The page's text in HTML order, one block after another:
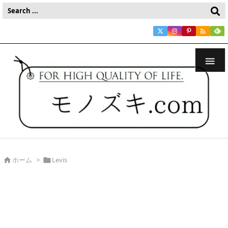


ホーム > Levis